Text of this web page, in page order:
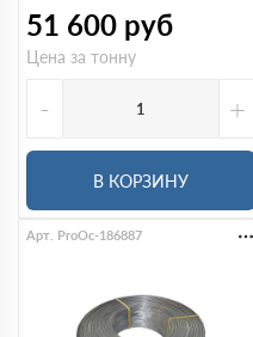
51 600 руб
Цена за тонну
- +
В КОРЗИНУ
Арт. ProOc-186887